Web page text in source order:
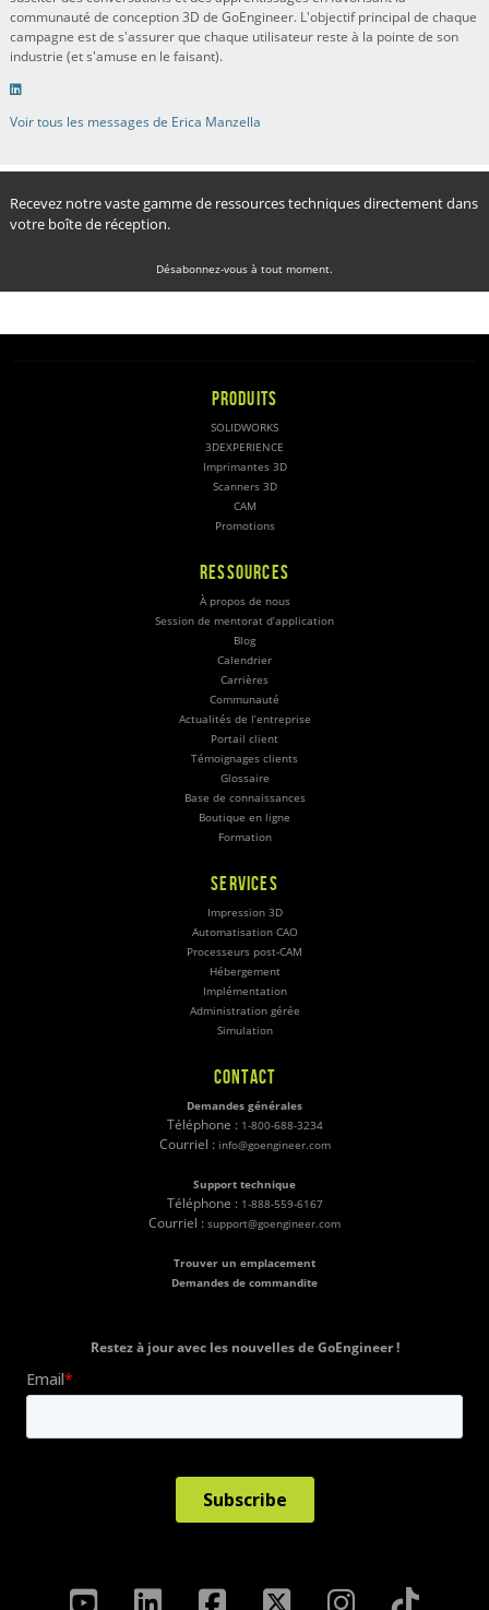
communauté de conception 3D de GoEngineer. L'objectif principal de chaque
campagne est de s'assurer que chaque utilisateur reste à la pointe de son
industrie (et s'amuse en le faisant).
Voir tous les messages de Erica Manzella
Recevez notre vaste gamme de ressources techniques directement dans
votre boîte de réception.
Désabonnez-vous à tout moment.
PRODUITS
SOLIDWORKS
3DEXPERIENCE
Imprimantes 3D
Scanners 3D
CAM
Promotions
RESSOURCES
À propos de nous
Session de mentorat d’application
Blog
Calendrier
Carrières
Communauté
Actualités de l’entreprise
Portail client
Témoignages clients
Glossaire
Base de connaissances
Boutique en ligne
Formation
SERVICES
Impression 3D
Automatisation CAO
Processeurs post-CAM
Hébergement
Implémentation
Administration gérée
Simulation
CONTACT
Demandes générales
Téléphone : 1-800-688-3234
Courriel : info@goengineer.com
Support technique
Téléphone : 1-888-559-6167
Courriel : support@goengineer.com
Trouver un emplacement
Demandes de commandite
Restez à jour avec les nouvelles de GoEngineer !